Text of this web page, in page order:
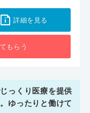
詳細を見る
もらう
っくり医療を提供
ゆったりと働けて